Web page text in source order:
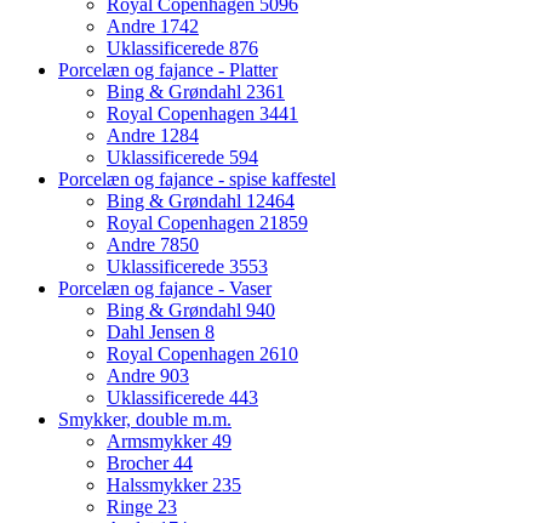
Royal Copenhagen 5096
Andre 1742
Uklassificerede 876
Porcelæn og fajance - Platter
Bing & Grøndahl 2361
Royal Copenhagen 3441
Andre 1284
Uklassificerede 594
Porcelæn og fajance - spise kaffestel
Bing & Grøndahl 12464
Royal Copenhagen 21859
Andre 7850
Uklassificerede 3553
Porcelæn og fajance - Vaser
Bing & Grøndahl 940
Dahl Jensen 8
Royal Copenhagen 2610
Andre 903
Uklassificerede 443
Smykker, double m.m.
Armsmykker49
Brocher44
Halssmykker 235
Ringe 23